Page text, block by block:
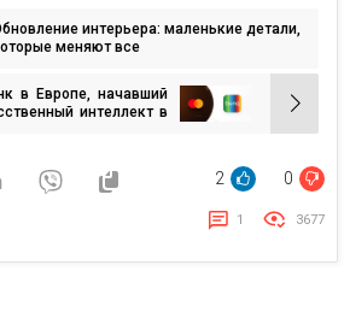
интерьера: маленькие детали,
меняют все
в Европе, начавший
интеллект в
2 0
1 3677